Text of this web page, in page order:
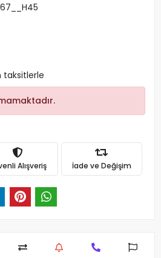
taksitlerle
Alışveriş İade ve Değişim